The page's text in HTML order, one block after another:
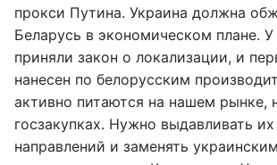
прокси Путина. Украина должна
Беларусь в экономическом плане. У
приняли закон о локализации, и
нанесен по белорусским
активно питаются на нашем рынке,
госзакупках. Нужно выдавливать
направлений и заменять